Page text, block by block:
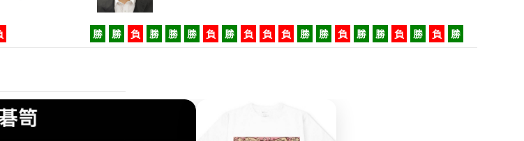
勝 勝 負 勝 勝 勝 負 勝 負 負 負 勝 勝 負 勝 勝 負 勝 負 勝